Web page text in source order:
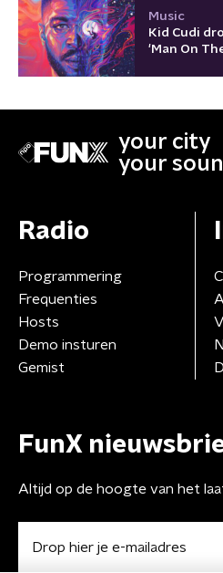
Music
Kid Cudi
'Man On
your city
your
Radio
Programmering
Frequenties
Hosts
Demo insturen
Gemist
FunX
Altijd op de hoogte van het